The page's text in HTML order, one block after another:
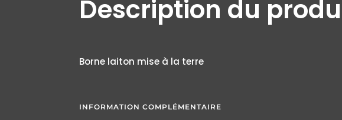
Description du
Borne laiton mise à la terre
INFORMATION COMPLÉMENTAIRE